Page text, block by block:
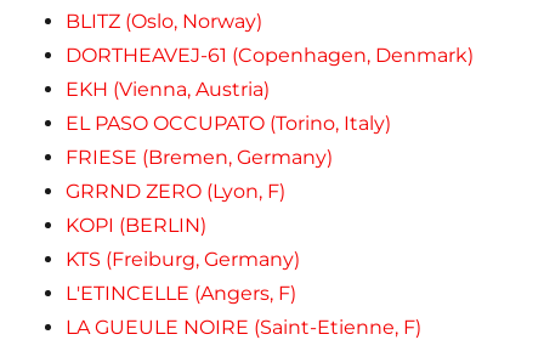
BLITZ (Oslo, Norway)
DORTHEAVEJ-61 (Copenhagen, Denmark)
EKH (Vienna, Austria)
EL PASO OCCUPATO (Torino, Italy)
FRIESE (Bremen, Germany)
GRRND ZERO (Lyon, F)
KOPI (BERLIN)
KTS (Freiburg, Germany)
L'ETINCELLE (Angers, F)
LA GUEULE NOIRE (Saint-Etienne, F)